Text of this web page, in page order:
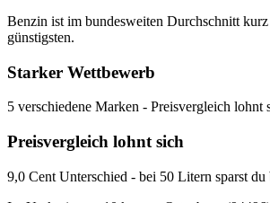
Benzin ist im bundesweiten Durchschnitt
günstigsten.
Starker Wettbewerb
5 verschiedene Marken - Preisvergleich lohnt
Preisvergleich lohnt sich
9,0 Cent Unterschied - bei 50 Litern sparst du